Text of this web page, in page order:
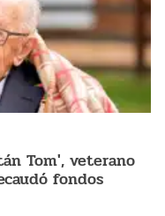
Tom', veterano
fondos